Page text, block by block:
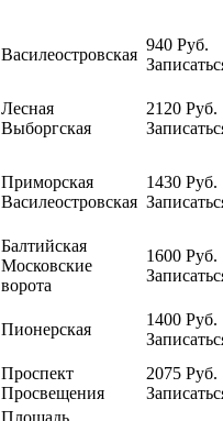
Василеостровская
940 Руб.
Лесная
Выборгская
2120 Руб.
Приморская
Василеостровская
1430 Руб.
Балтийская
Московские
ворота
1600 Руб.
Пионерская
1400 Руб.
Проспект
Просвещения
2075 Руб.